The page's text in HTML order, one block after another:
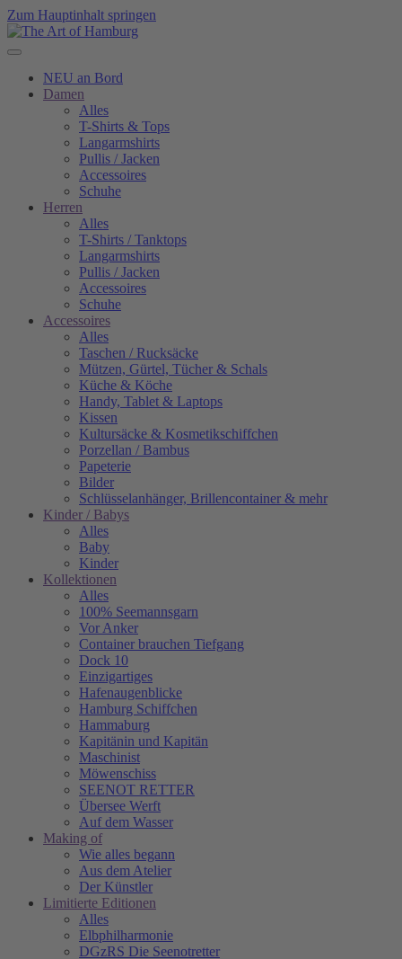
Zum Hauptinhalt springen
NEU an Bord
Damen
Alles
T-Shirts & Tops
Langarmshirts
Pullis / Jacken
Accessoires
Schuhe
Herren
Alles
T-Shirts / Tanktops
Langarmshirts
Pullis / Jacken
Accessoires
Schuhe
Accessoires
Alles
Taschen / Rucksäcke
Mützen, Gürtel, Tücher & Schals
Küche & Köche
Handy, Tablet & Laptops
Kissen
Kultursäcke & Kosmetikschiffchen
Porzellan / Bambus
Papeterie
Bilder
Schlüsselanhänger, Brillencontainer & mehr
Kinder / Babys
Alles
Baby
Kinder
Kollektionen
Alles
100% Seemannsgarn
Vor Anker
Container brauchen Tiefgang
Dock 10
Einzigartiges
Hafenaugen­blicke
Hamburg Schiffchen
Hammaburg
Kapitänin und Kapitän
Maschinist
Möwenschiss
SEENOT RETTER
Übersee Werft
Auf dem Wasser
Making of
Wie alles begann
Aus dem Atelier
Der Künstler
Limitierte Editionen
Alles
Elbphilharmonie
DGzRS Die Seenotretter